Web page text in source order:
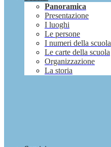
Panoramica
Presentazione
I luoghi
Le persone
I numeri della scuola
Le carte della scuola
Organizzazione
La storia